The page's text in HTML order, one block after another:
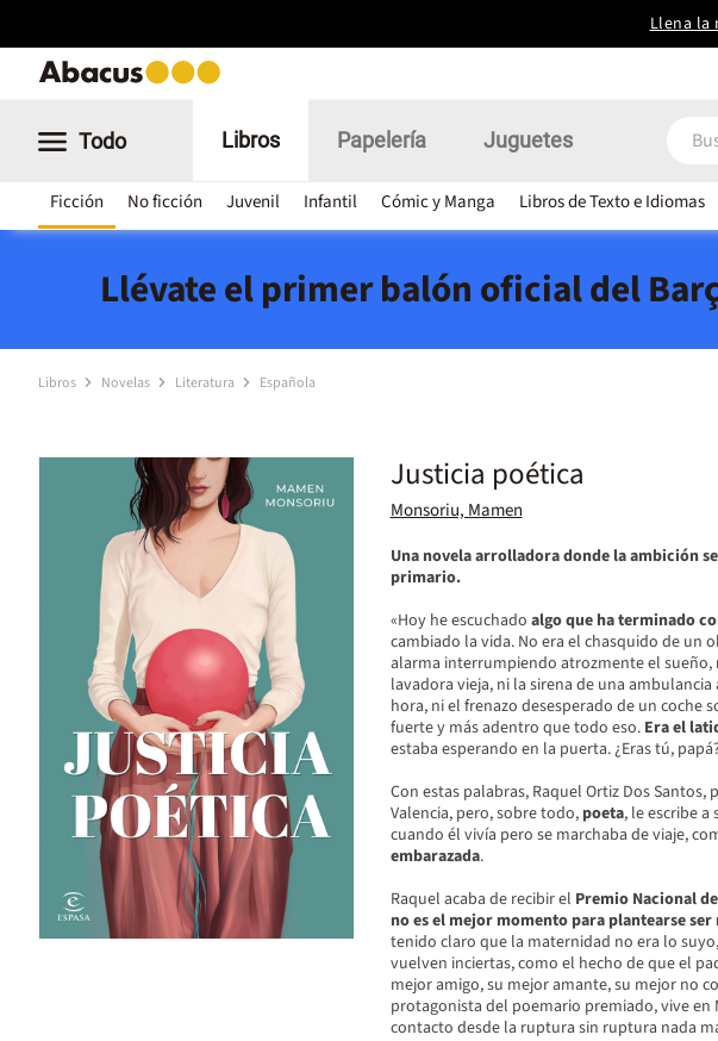
Llena la
Todo Libros
Ficción No ficción Juvenil Infantil Cómic y Manga Libros de Texto e Idiomas
Papelería Juguetes
Llévate el primer balón oficial del
Libros Novelas Literatura Española
Justicia poética
Monsoriu, Mamen
Una novela arrolladora donde la ambición
primario.
«Hoy he escuchado algo que ha terminado
cambiado la vida. No era el chasquido de un
alarma interrumpiendo atrozmente el sueño,
lavadora vieja, ni la sirena de una
hora, ni el frenazo desesperado de un coche
fuerte y más adentro que todo eso. Era el
estaba esperando en la puerta. ¿Eras tú,
Con estas palabras, Raquel Ortiz Dos
Valencia, pero, sobre todo, poeta, le escribe
cuando él vivía pero se marchaba de viaje,
embarazada.
Raquel acaba de recibir el Premio Nacional
no es el mejor momento para plantearse ser
tenido claro que la maternidad no era lo
vuelven inciertas, como el hecho de que el
mejor amigo, su mejor amante, su mejor no
protagonista del poemario premiado, vive
contacto desde la ruptura sin ruptura nada